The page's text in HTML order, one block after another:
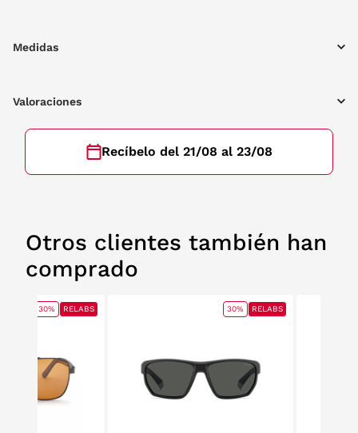
Medidas
Valoraciones
Recíbelo del 21/08 al 23/08
Otros clientes también han
comprado
30% RELABS 30% RELABS